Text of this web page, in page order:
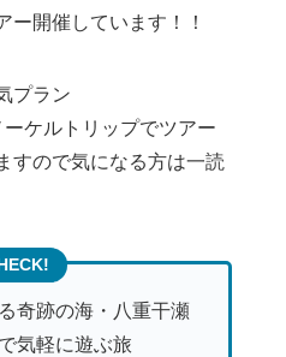
ー開催しています！！
プラン
ケルトリップでツアー
すので気になる方は一読
奇跡の海・八重干瀬
気軽に遊ぶ旅